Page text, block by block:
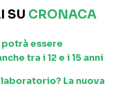
SU CRONACA
essere
tra i 12 e i 15 anni
La nuova